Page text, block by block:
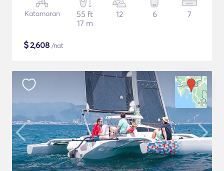
Katamaran
55 ft
17 m
12 6 7
$2,608 /nat